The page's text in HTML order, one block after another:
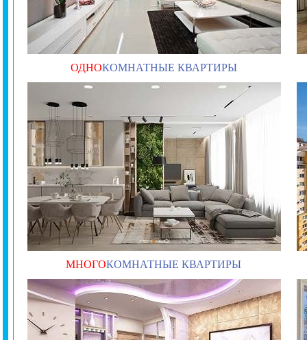
ОДНОКОМНАТНЫЕ КВАРТИРЫ
МНОГОКОМНАТНЫЕ КВАРТИРЫ